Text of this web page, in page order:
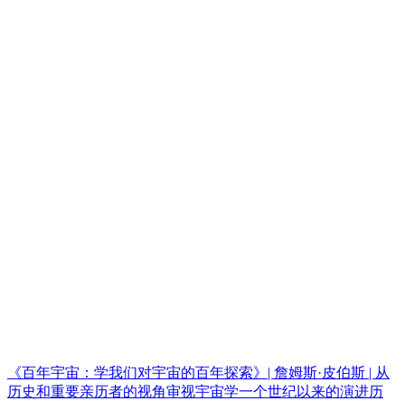
《百年宇宙：学我们对宇宙的百年探索》| 詹姆斯·皮伯斯 | 从
历史和重要亲历者的视角审视宇宙学一个世纪以来的演进历